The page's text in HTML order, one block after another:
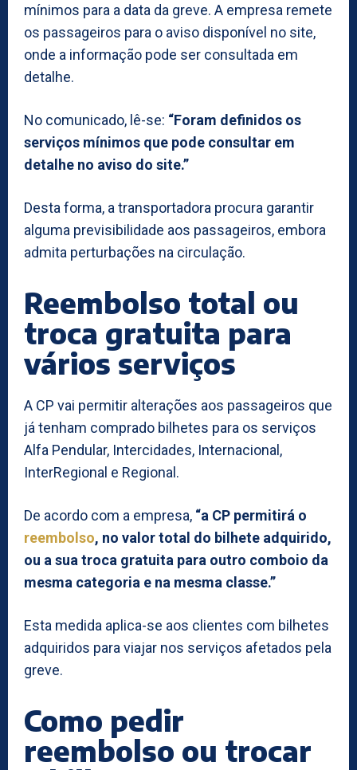
mínimos para a data da greve. A empresa remete
os passageiros para o aviso disponível no site,
onde a informação pode ser consultada em
detalhe.
No comunicado, lê-se: “Foram definidos os
serviços mínimos que pode consultar em
detalhe no aviso do site.”
Desta forma, a transportadora procura garantir
alguma previsibilidade aos passageiros, embora
admita perturbações na circulação.
Reembolso total ou
troca gratuita para
vários serviços
A CP vai permitir alterações aos passageiros que
já tenham comprado bilhetes para os serviços
Alfa Pendular, Intercidades, Internacional,
InterRegional e Regional.
De acordo com a empresa, “a CP permitirá o
reembolso, no valor total do bilhete adquirido,
ou a sua troca gratuita para outro comboio da
mesma categoria e na mesma classe.”
Esta medida aplica-se aos clientes com bilhetes
adquiridos para viajar nos serviços afetados pela
greve.
Como pedir
reembolso ou trocar